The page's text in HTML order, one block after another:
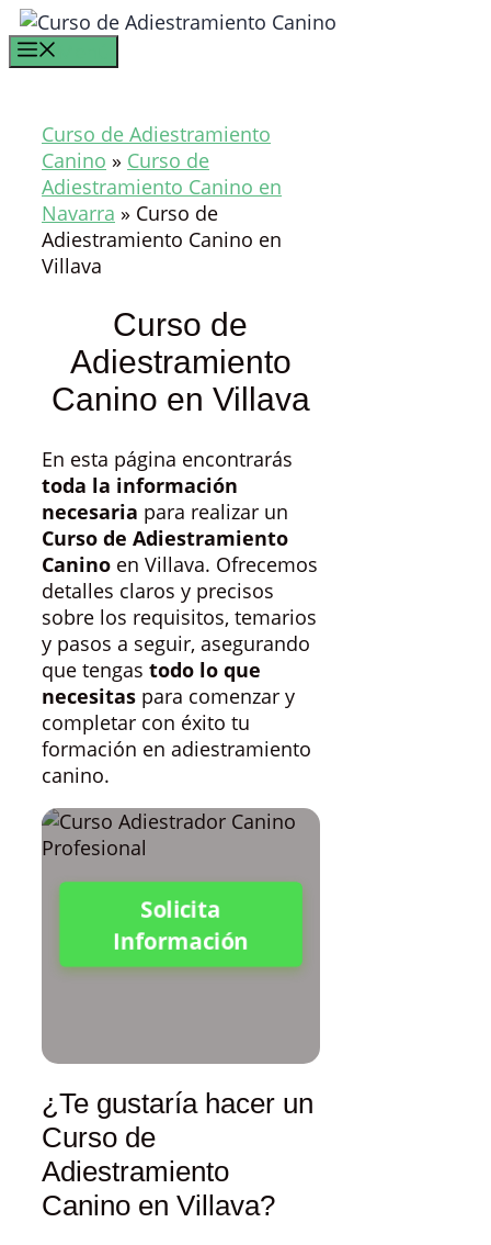
Saltar
al
contenido
Curso de Adiestramiento
Canino » Curso de
Adiestramiento Canino en
Navarra » Curso de
Adiestramiento Canino en
Villava
Curso de
Adiestramiento
Canino en Villava
En esta página encontrarás
toda la información
necesaria para realizar un
Curso de Adiestramiento
Canino en Villava. Ofrecemos
detalles claros y precisos
sobre los requisitos, temarios
y pasos a seguir, asegurando
que tengas todo lo que
necesitas para comenzar y
completar con éxito tu
formación en adiestramiento
canino.
Solicita
Información
¿Te gustaría hacer un
Curso de
Adiestramiento
Canino en Villava?